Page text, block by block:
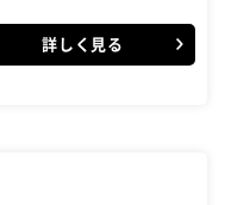
の社内検定や、 研修などで
詳しく見る